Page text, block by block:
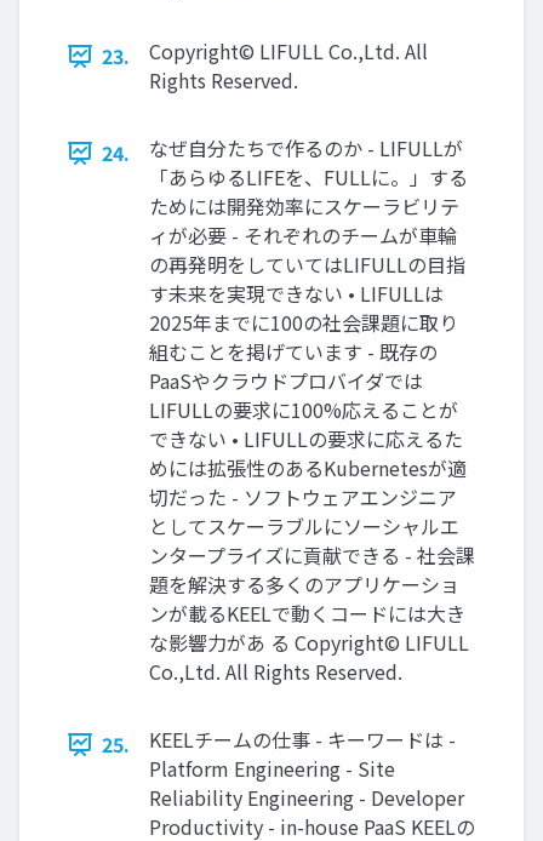
23.
Copyright© LIFULL Co.,Ltd. All
Rights Reserved.
24.
なぜ自分たちで作るのか - LIFULLが
「あらゆるLIFEを、FULLに。」する
ためには開発効率にスケーラビリテ
ィが必要 - それぞれのチームが車輪
の再発明をしていてはLIFULLの目指
す未来を実現できない • LIFULLは
2025年までに100の社会課題に取り
組むことを掲げています - 既存の
PaaSやクラウドプロバイダでは
LIFULLの要求に100%応えることが
できない • LIFULLの要求に応えるた
めには拡張性のあるKubernetesが適
切だった - ソフトウェアエンジニア
としてスケーラブルにソーシャルエ
ンタープライズに貢献できる - 社会課
題を解決する多くのアプリケーショ
ンが載るKEELで動くコードには大き
な影響力があ る Copyright© LIFULL
Co.,Ltd. All Rights Reserved.
25.
KEELチームの仕事 - キーワードは -
Platform Engineering - Site
Reliability Engineering - Developer
Productivity - in-house PaaS KEELの